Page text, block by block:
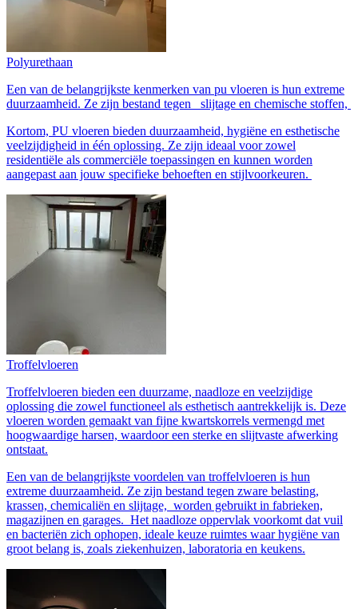
Polyurethaan
Een van de belangrijkste kenmerken van pu vloeren is hun extreme
duurzaamheid. Ze zijn bestand tegen slijtage en chemische stoffen,
Kortom, PU vloeren bieden duurzaamheid, hygiëne en esthetische
veelzijdigheid in één oplossing. Ze zijn ideaal voor zowel
residentiële als commerciële toepassingen en kunnen worden
aangepast aan jouw specifieke behoeften en stijlvoorkeuren.
Troffelvloeren
Troffelvloeren bieden een duurzame, naadloze en veelzijdige
oplossing die zowel functioneel als esthetisch aantrekkelijk is. Deze
vloeren worden gemaakt van fijne kwartskorrels vermengd met
hoogwaardige harsen, waardoor een sterke en slijtvaste afwerking
ontstaat.
Een van de belangrijkste voordelen van troffelvloeren is hun
extreme duurzaamheid. Ze zijn bestand tegen zware belasting,
krassen, chemicaliën en slijtage, worden gebruikt in fabrieken,
magazijnen en garages. Het naadloze oppervlak voorkomt dat vuil
en bacteriën zich ophopen, ideale keuze ruimtes waar hygiëne van
groot belang is, zoals ziekenhuizen, laboratoria en keukens.